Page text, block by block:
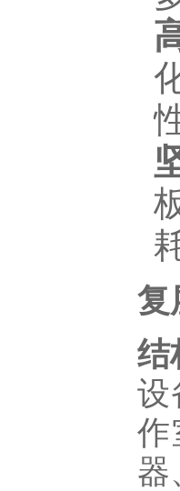
复
结
设
作
器